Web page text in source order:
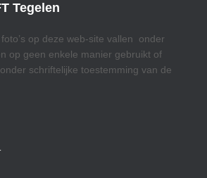
Tegelen
op deze web-site vallen onder
op geen enkele manier gebruikt of
schriftelijke toestemming van de